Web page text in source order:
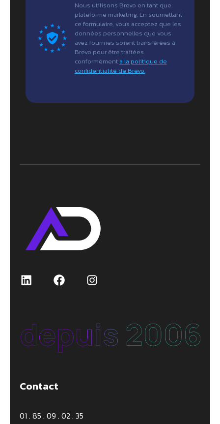
Nous utilisons Brevo en tant que
plateforme marketing. En soumettant
ce formulaire, vous acceptez que les
données personnelles que vous
avez fournies soient transférées à
Brevo pour être traitées
conformément à la politique de
confidentialité de Brevo.
Contact
01 . 85 . 09 . 02 . 35